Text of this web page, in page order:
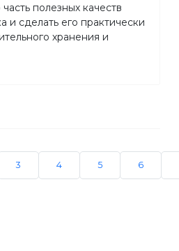
полезных качеств
и сделать его практически
хранения и
3 4 5 6